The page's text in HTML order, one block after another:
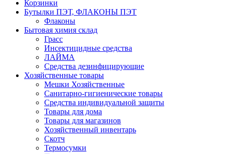
Корзинки
Бутылки ПЭТ, ФЛАКОНЫ ПЭТ
Флаконы
Бытовая химия склад
Грасс
Инсектицидные средства
ЛАЙМА
Средства дезинфицирующие
Хозяйственные товары
Мешки Хозяйственные
Санитарно-гигиенические товары
Средства индивидуальной защиты
Товары для дома
Товары для магазинов
Хозяйственный инвентарь
Скотч
Термосумки